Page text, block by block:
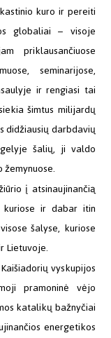
kuro ir pereiti
globaliai – visoje
priklausančiuose
seminarijose,
ir rengiasi tai
šimtus milijardų
didžiausių darbdavių
šalių, ji valdo
į atsinaujinančią
ir dabar itin
šalyse, kuriose
Lietuvoje.
vyskupijos
pramoninė vėjo
katalikų bažnyčiai
energetikos